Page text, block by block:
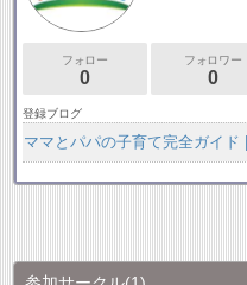
フォロー
0
フォロワー
0
登録ブログ
ママとパパの子育て完全ガイド